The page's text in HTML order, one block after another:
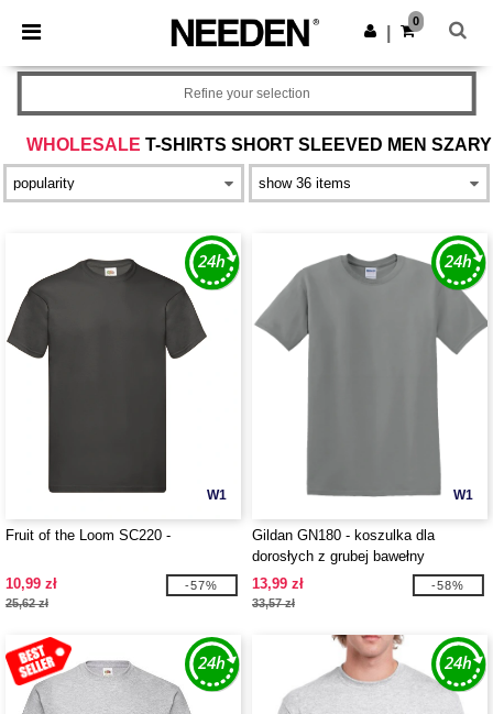
× Aplikacja Needen
Lepsze ceny w aplikacji!
Pobierz app
0
WHOLESALE T-SHIRTS SHORT SLEEVED MEN SZARY
Refine your selection
W1
Fruit of the Loom SC220 -
10,99 zł
25,62 zł
-57%
W1
Gildan GN180 - koszulka dla
dorosłych z grubej bawełny
13,99 zł
33,57 zł
-58%